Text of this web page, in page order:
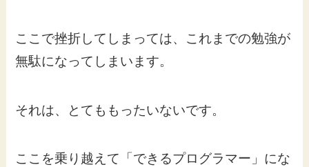
ここで挫折してしまっては、これまでの勉強が
無駄になってしまいます。
それは、とてももったいないです。
ここを乗り越えて「できるプログラマー」にな